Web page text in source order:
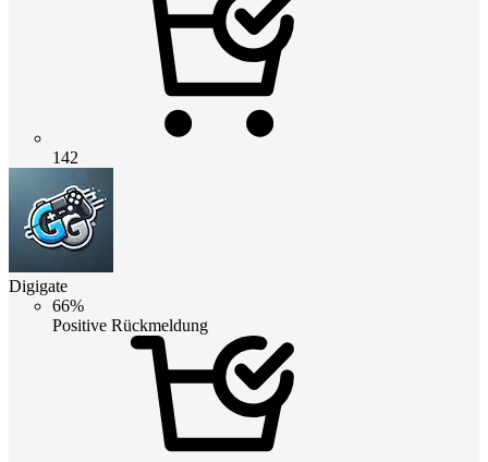
142
Digigate
66%
Positive Rückmeldung